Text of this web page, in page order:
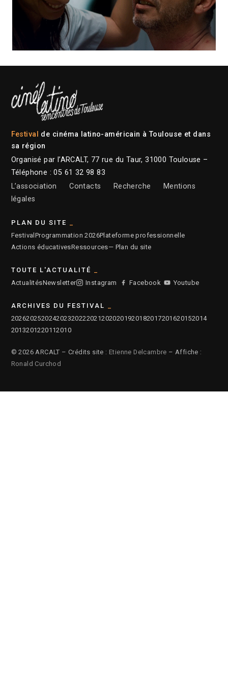
Festival de cinéma latino-américain à Toulouse et dans
sa région
Organisé par l’ARCALT, 77 rue du Taur, 31000 Toulouse –
Téléphone : 05 61 32 98 83
L’association
Contacts Recherche
Mentions
légales
PLAN DU SITE
Festival Programmation 2026Plateforme professionnelle
Actions éducativesRessources— Plan du site
TOUTE L'ACTUALITÉ
ActualitésNewsletter Instagram Facebook Youtube
ARCHIVES DU FESTIVAL
2026202520242023202220212020201920182017201620152014
2013201220112010
© 2026 ARCALT – Crédits site : Etienne Delcambre – Affiche :
Ronald Curchod